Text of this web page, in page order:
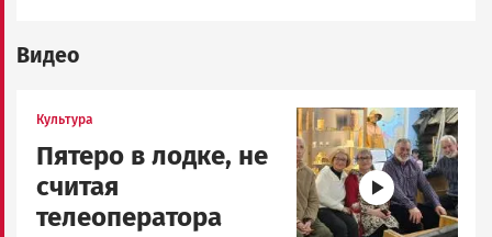
Видео
Культура
Пятеро в лодке, не
считая
телеоператора
Image